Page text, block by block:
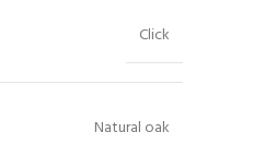
Click
Natural oak